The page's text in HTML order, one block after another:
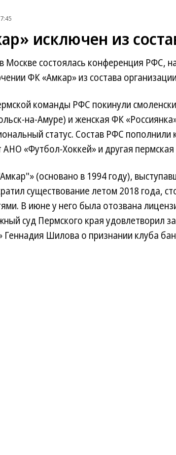
исключен из
Москве состоялась конференция РФС,
ФК «Амкар» из состава
команды РФС покинули
на-Амуре) и женская ФК
статус. Состав РФС пополнили
АНО «Футбол-Хоккей» и другая
(основано в 1994 году),
существование летом 2018 года,
В июне у него была отозвана
суд Пермского края удовлетворил
Геннадия Шилова о признании клуба